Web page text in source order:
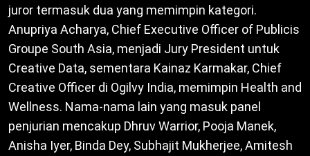
juror termasuk dua yang memimpin kategori.
Anupriya Acharya, Chief Executive Officer of Publicis
Groupe South Asia, menjadi Jury President untuk
Creative Data, sementara Kainaz Karmakar, Chief
Creative Officer di Ogilvy India, memimpin Health and
Wellness. Nama-nama lain yang masuk panel
penjurian mencakup Dhruv Warrior, Pooja Manek,
Anisha Iyer, Binda Dey, Subhajit Mukherjee, Amitesh